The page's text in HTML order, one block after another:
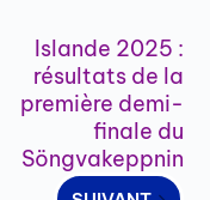
Islande 2025 :
résultats de la
première demi-
finale du
Söngvakeppnin